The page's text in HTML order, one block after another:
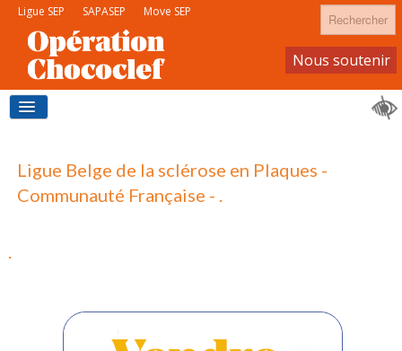
Ligue SEP SAPASEP Move SEP Rechercher
JE DEVIENS VENDEUR
Nous soutenir
Devenir membre
Ligue Belge de la sclérose en Plaques -
Communauté Française - .
.